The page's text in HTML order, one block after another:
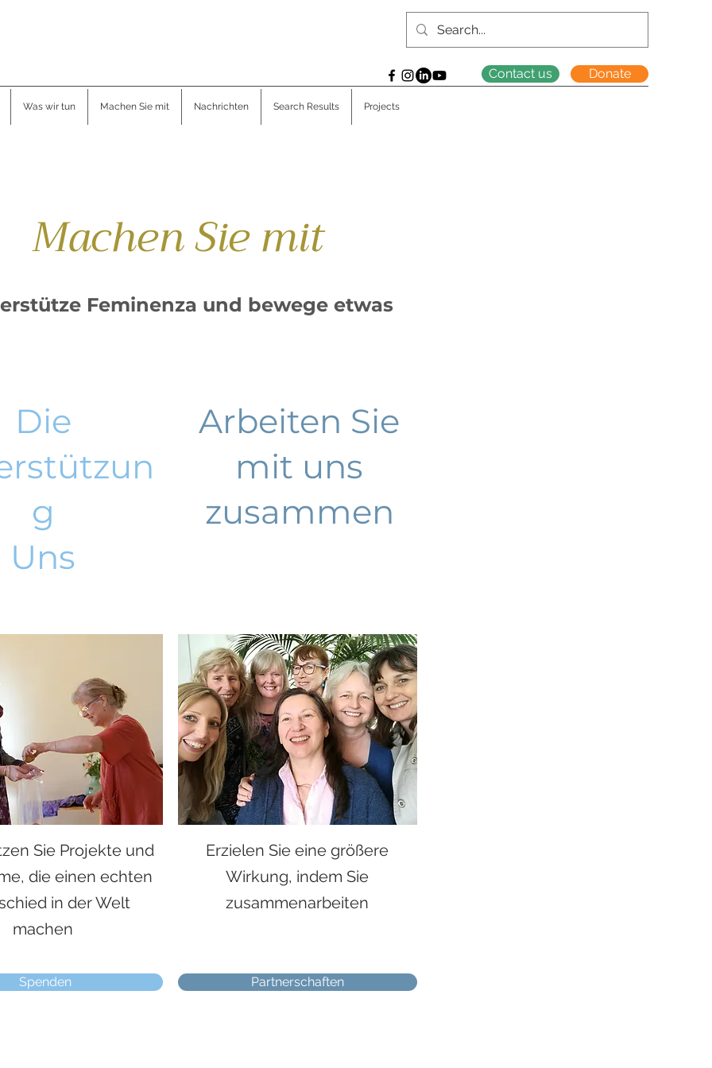
Contact us Donate
Was wir tun Machen Sie mit Nachrichten Search Results Projects
Machen Sie mit
Feminenza und bewege etwas
Die
g
Uns
Arbeiten Sie
mit uns
zusammen
Sie Projekte und
die einen echten
in der Welt
machen
Erzielen Sie eine größere
Wirkung, indem Sie
zusammenarbeiten
Spenden Partnerschaften